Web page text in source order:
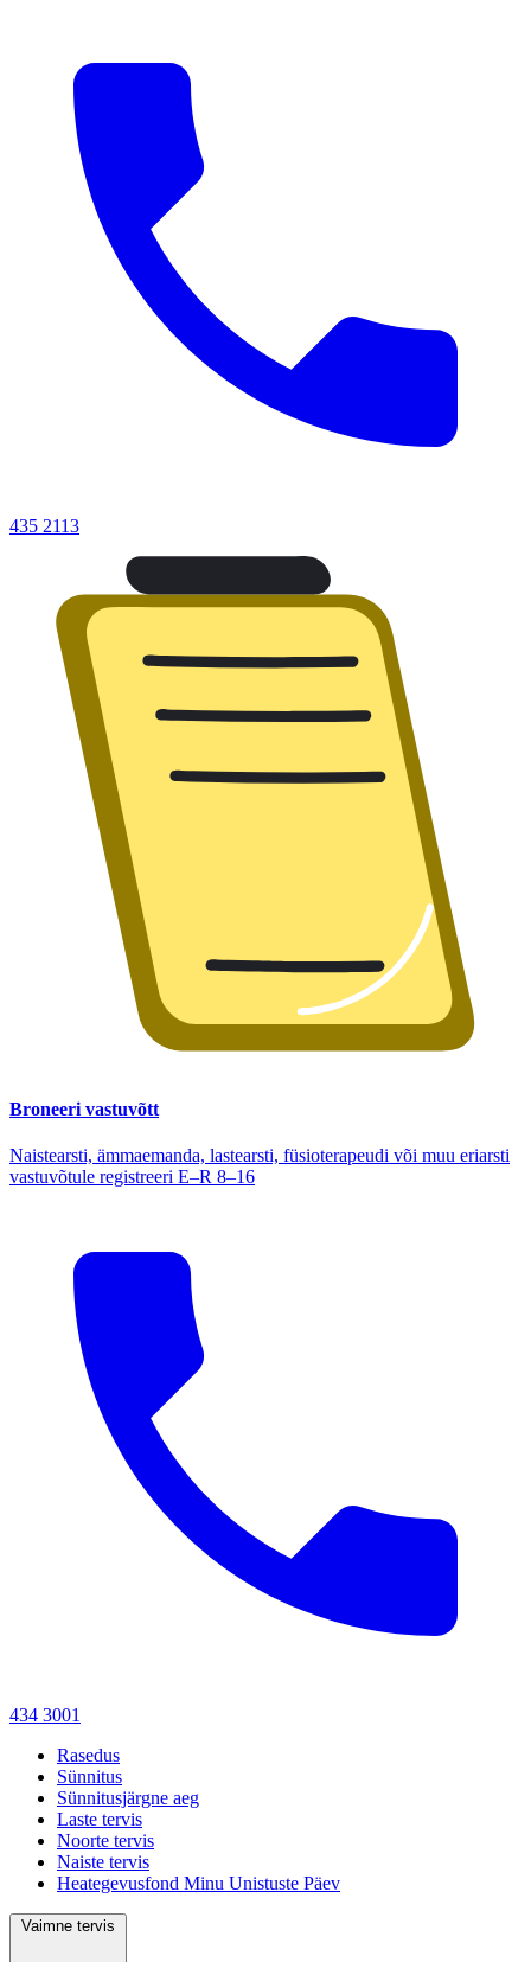
435 2113
Broneeri vastuvõtt
Naistearsti, ämmaemanda, lastearsti, füsioterapeudi või muu eriarsti
vastuvõtule registreeri E–R 8–16
434 3001
Rasedus
Sünnitus
Sünnitusjärgne aeg
Laste tervis
Noorte tervis
Naiste tervis
Heategevusfond Minu Unistuste Päev
Vaimne tervis